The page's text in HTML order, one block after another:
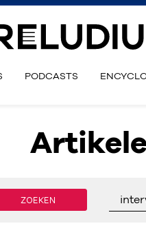
PODCASTS
ZOEKEN